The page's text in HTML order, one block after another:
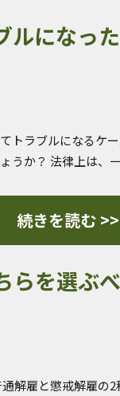
ルになっ
トラブルになるケ
うか？ 法律上は、
続きを読む >>
らを選ぶ
解雇と懲戒解雇の